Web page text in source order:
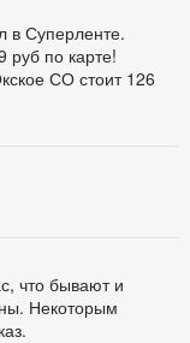
в Суперленте.
руб по карте!
СО стоит 126
что бывают и
Некоторым